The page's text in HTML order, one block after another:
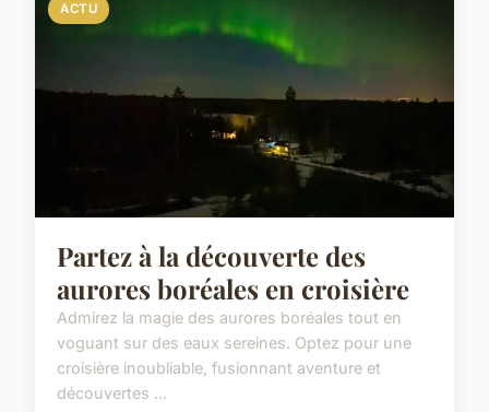
ACTU
Partez à la découverte des
aurores boréales en croisière
Admirez la magie des aurores boréales tout en
voguant sur des eaux sereines. Optez pour une
croisière inoubliable, fusionnant aventure et
découvertes ...